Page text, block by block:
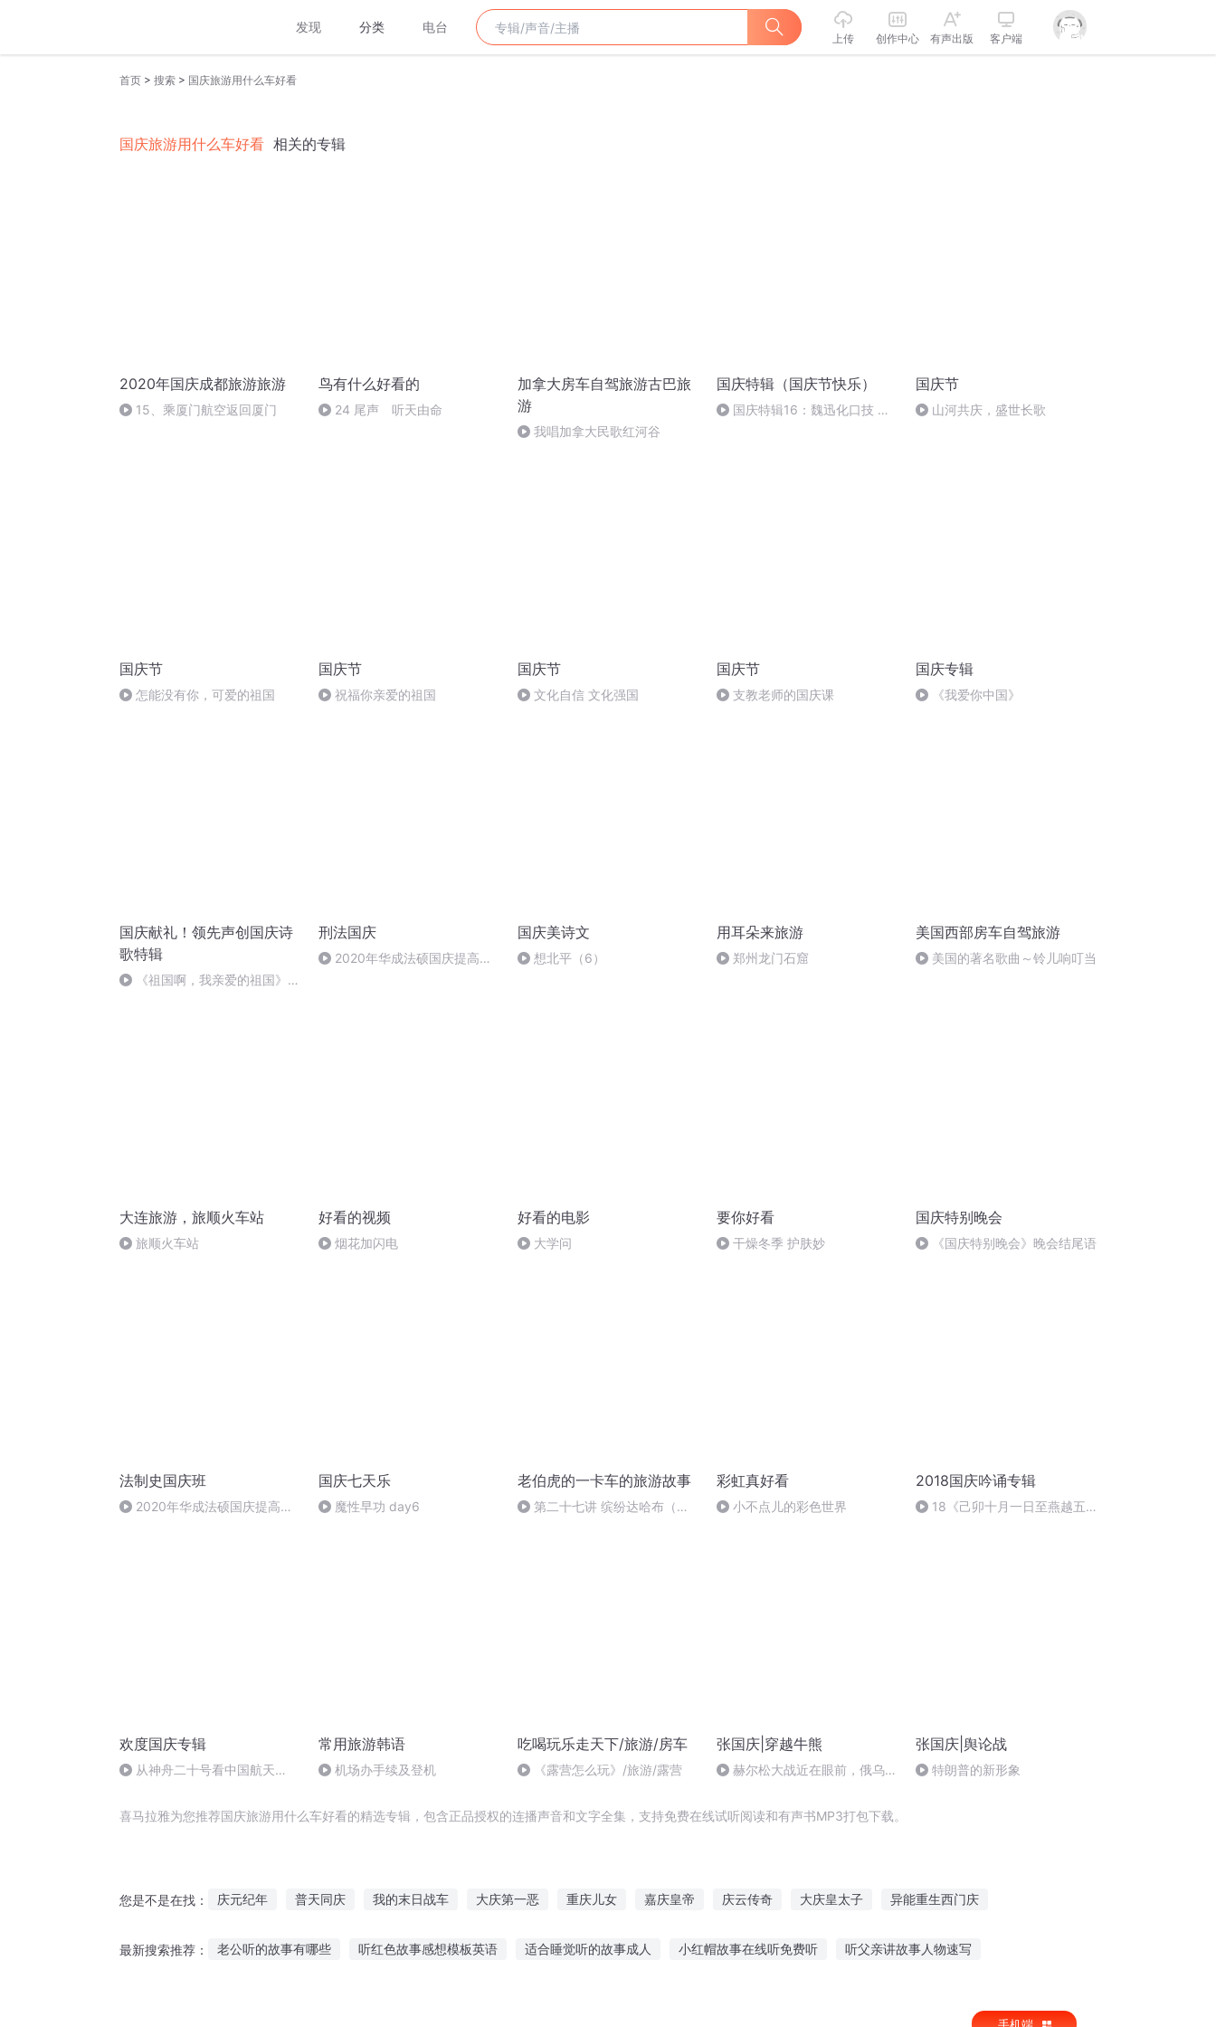
发现 分类 电台
上传 创作中心 有声出版 客户端
首页 > 搜索 > 国庆旅游用什么车好看
国庆旅游用什么车好看 相关的专辑
2020年国庆成都旅游旅游
15、乘厦门航空返回厦门
鸟有什么好看的
24 尾声 听天由命
加拿大房车自驾旅游古巴旅
游
我唱加拿大民歌红河谷
国庆特辑（国庆节快乐）
国庆特辑16：魏迅化口技 二
国庆节
山河共庆，盛世长歌
国庆节
怎能没有你，可爱的祖国
国庆节
祝福你亲爱的祖国
国庆节
文化自信 文化强国
国庆节
支教老师的国庆课
国庆专辑
《我爱你中国》
国庆献礼！领先声创国庆诗
歌特辑
《祖国啊，我亲爱的祖国》温
刑法国庆
2020年华成法硕国庆提高班
国庆美诗文
想北平（6）
用耳朵来旅游
郑州龙门石窟
美国西部房车自驾旅游
美国的著名歌曲～铃儿响叮当
大连旅游，旅顺火车站
旅顺火车站
好看的视频
烟花加闪电
好看的电影
大学问
要你好看
干燥冬季 护肤妙
国庆特别晚会
《国庆特别晚会》晚会结尾语
法制史国庆班
2020年华成法硕国庆提高班
国庆七天乐
魔性早功 day6
老伯虎的一卡车的旅游故事
第二十七讲 缤纷达哈布（埃
彩虹真好看
小不点儿的彩色世界
2018国庆吟诵专辑
18《己卯十月一日至燕越五
欢度国庆专辑
从神舟二十号看中国航天
常用旅游韩语
机场办手续及登机
吃喝玩乐走天下/旅游/房车
《露营怎么玩》/旅游/露营
张国庆|穿越牛熊
赫尔松大战近在眼前，俄乌冲
张国庆|舆论战
特朗普的新形象
喜马拉雅为您推荐国庆旅游用什么车好看的精选专辑，包含正品授权的连播声音和文字全集，支持免费在线试听阅读和有声书MP3打包下载。
您是不是在找： 庆元纪年 普天同庆 我的末日战车 大庆第一恶 重庆儿女 嘉庆皇帝 庆云传奇 大庆皇太子 异能重生西门庆
最新搜索推荐： 老公听的故事有哪些 听红色故事感想模板英语 适合睡觉听的故事成人 小红帽故事在线听免费听 听父亲讲故事人物速写